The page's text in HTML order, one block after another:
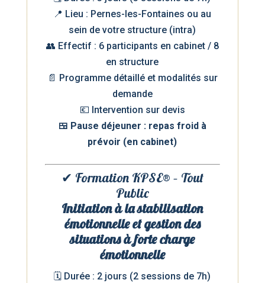
📍 Lieu : Pernes-les-Fontaines ou au
sein de votre structure (intra)
👥 Effectif : 6 participants en cabinet / 8
en structure
📄 Programme détaillé et modalités sur
demande
💶 Intervention sur devis
🍱 Pause déjeuner : repas froid à
prévoir (en cabinet)
✔ Formation KPSE® – Tout
Public
Initiation à la stabilisation
émotionnelle et gestion des
situations à forte charge
émotionnelle
🗓️ Durée : 2 jours (2 sessions de 7h)